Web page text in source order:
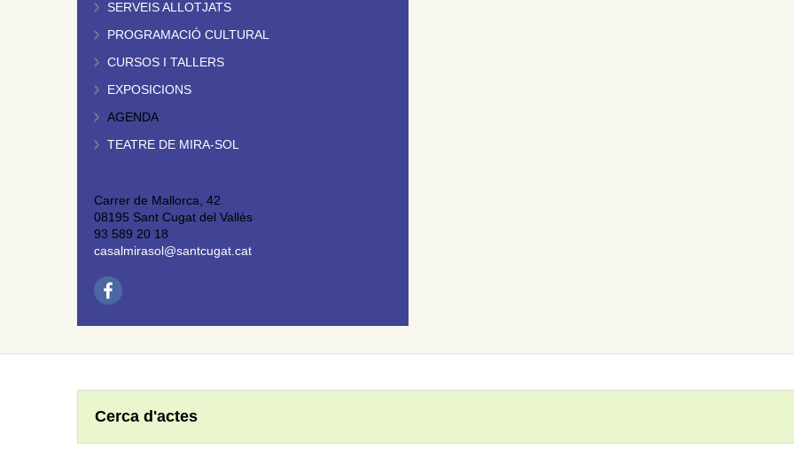
SERVEIS ALLOTJATS
PROGRAMACIÓ CULTURAL
CURSOS I TALLERS
EXPOSICIONS
AGENDA
TEATRE DE MIRA-SOL
Carrer de Mallorca, 42
08195 Sant Cugat del Vallès
93 589 20 18
casalmirasol@santcugat.cat
Cerca d'actes